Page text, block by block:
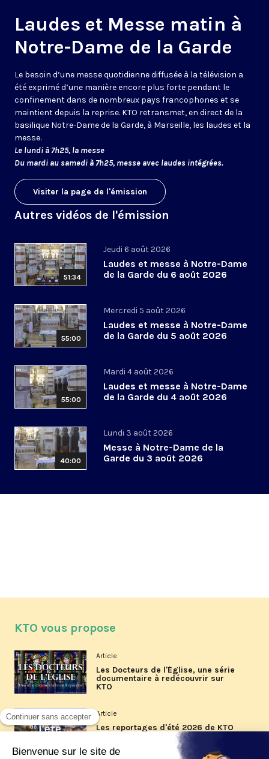
Laudes et Messe matin à
Notre-Dame de la Garde
Le besoin d’une messe quotidienne diffusée à la télévision a
été exprimé d’une manière encore plus forte pendant le
confinement dans de nombreux pays francophones et se
maintient depuis la reprise. KTO retransmet, en direct de la
basilique Notre-Dame de la Garde, à Marseille, les laudes et la
messe.
Le lundi à 7h25, la messe
Du mardi au samedi à 7h25, messe avec laudes intégrées.
Visiter la page de l'émission
Autres vidéos de l'émission
51:34
Jeudi 6 août 2026
Laudes et messe à Notre-Dame
de la Garde du 6 août 2026
55:00
Mercredi 5 août 2026
Laudes et messe à Notre-Dame
de la Garde du 5 août 2026
55:00
Mardi 4 août 2026
Laudes et messe à Notre-Dame
de la Garde du 4 août 2026
40:00
Lundi 3 août 2026
Messe à Notre-Dame de la
Garde du 3 août 2026
KTO vous propose
Article
Les Docteurs de l'Église, une série
documentaire à redécouvrir sur
KTO
Article
Les reportages d'été 2026 de KTO